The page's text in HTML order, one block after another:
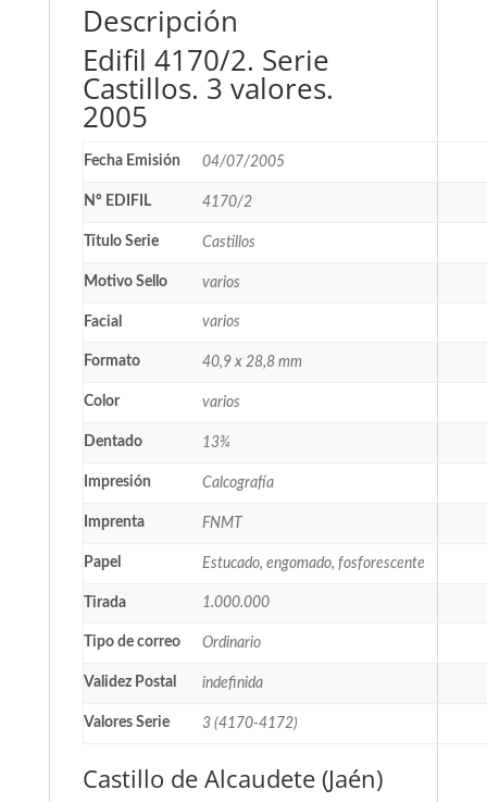
Descripción
Edifil 4170/2. Serie
Castillos. 3 valores.
2005
Fecha Emisión 04/07/2005
Nº EDIFIL 4170/2
Título Serie Castillos
Motivo Sello varios
Facial varios
Formato 40,9 x 28,8 mm
Color varios
Dentado 13¾
Impresión Calcografía
Imprenta FNMT
Papel Estucado, engomado, fosforescente
Tirada 1.000.000
Tipo de correo Ordinario
Validez Postal indefinida
Valores Serie 3 (4170-4172)
Castillo de Alcaudete (Jaén)